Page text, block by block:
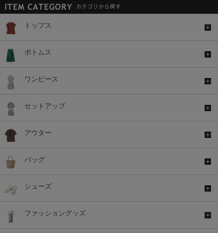
トップス
ボトムス
ワンピース
セットアップ
アウター
バッグ
シューズ
ファッショングッズ